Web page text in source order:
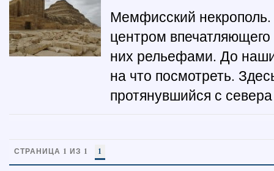
Мемфисский
центром
них рельефами. До
на что посмотреть.
протянувшийся с
СТРАНИЦА 1 ИЗ 1 1